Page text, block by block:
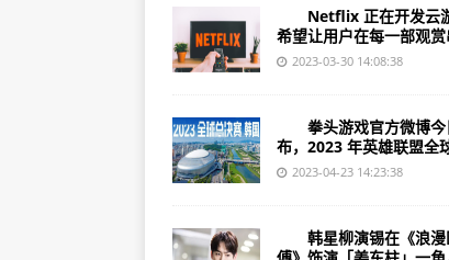
诺基亚7373（详细功能/生
（2023年07月04日）【常
广东广百股份（002187）
（2023年07月04日）2023
诺基亚3310（外形参数/
Netflix 正在开发云游
希望让用户在每一部观
2023-03-30 14:08:38
拳头游戏官方微博今
布，2023 年英雄联盟全
2023-04-23 14:23:38
韩星柳演锡在《浪漫